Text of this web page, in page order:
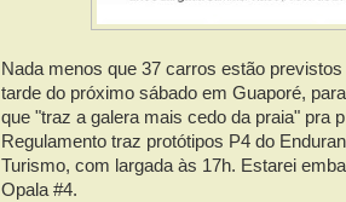
Nada menos que 37 carros estão
tarde do próximo sábado em Guaporé,
que "traz a galera mais cedo da praia" pra
Regulamento traz protótipos P4 do
Turismo, com largada às 17h. Estarei
Opala #4.